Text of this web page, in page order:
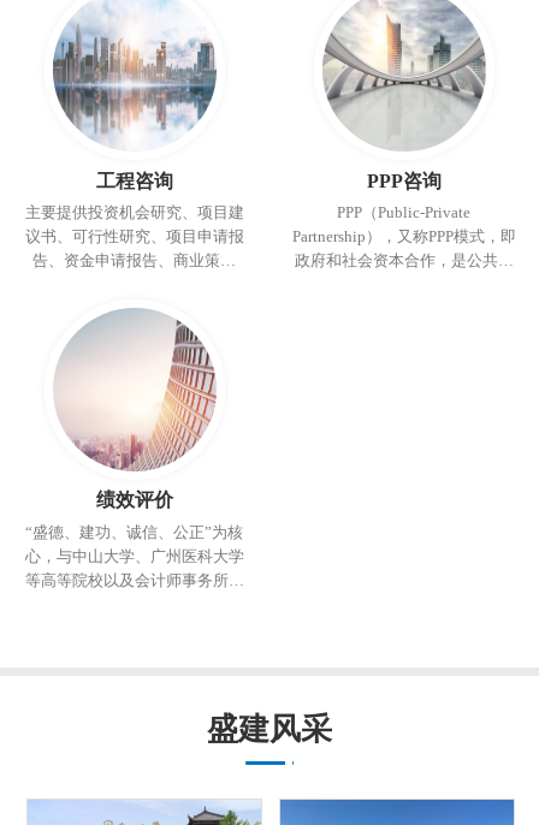
造价司法鉴定的入库备案单位，
在近年的业务开展中，培养了一
大批工程造价司法鉴定的专家，
也积累了大量的工作经验。
及运营保修等各个阶段的管理服
务。
工程咨询
主要提供投资机会研究、项目建
议书、可行性研究、项目申请报
告、资金申请报告、商业策划
告等咨询及评估服务，为客户提
供高水平、高质量的优质服务。
PPP咨询
PPP（Public-Private
Partnership），又称PPP模式，即
政府和社会资本合作，是公共基
绩效评价
“盛德、建功、诚信、公正”为核
心，与中山大学、广州医科大学
等高等院校以及会计师事务所、
盛建风采